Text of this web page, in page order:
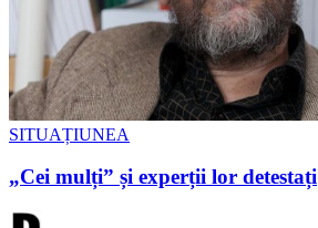
SITUAȚIUNEA
„Cei mulți” și experții lor detestați